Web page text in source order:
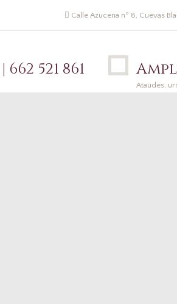
Calle Azucena nº 8, Cuevas
521 861
Ataúdes,